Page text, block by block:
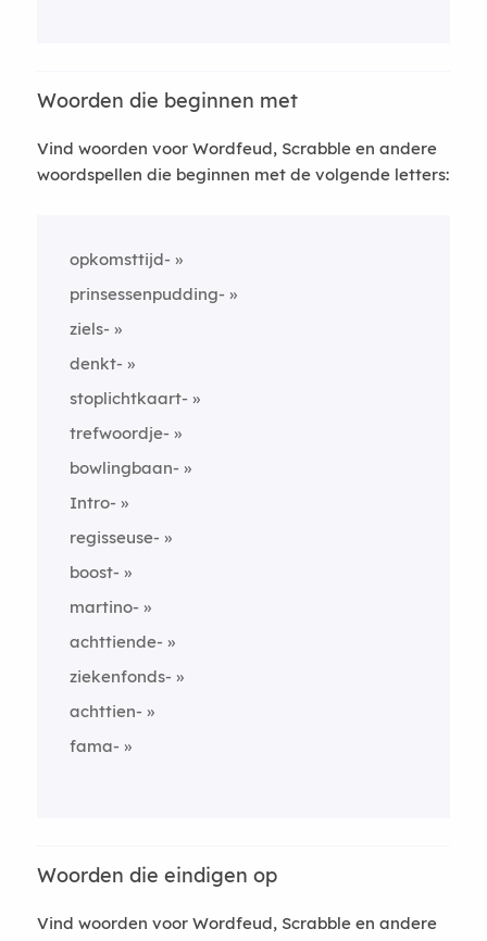
Woorden die beginnen met
Vind woorden voor Wordfeud, Scrabble en andere
woordspellen die beginnen met de volgende letters:
opkomsttijd-
prinsessenpudding-
ziels-
denkt-
stoplichtkaart-
trefwoordje-
bowlingbaan-
Intro-
regisseuse-
boost-
martino-
achttiende-
ziekenfonds-
achttien-
fama-
Woorden die eindigen op
Vind woorden voor Wordfeud, Scrabble en andere